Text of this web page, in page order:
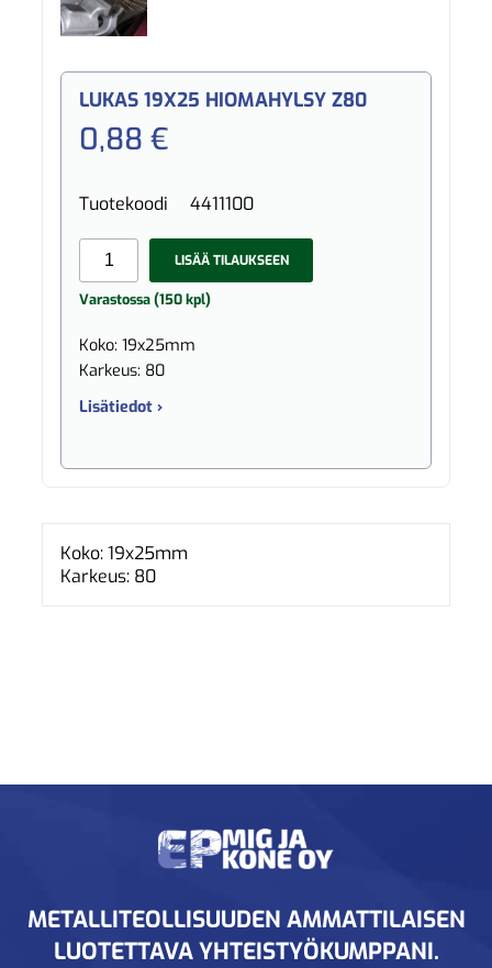
LUKAS 19X25 HIOMAHYLSY Z80
0,88 €
Tuotekoodi 4411100
LISÄÄ TILAUKSEEN
Varastossa (150 kpl)
Koko: 19x25mm
Karkeus: 80
Lisätiedot ›
Koko: 19x25mm
Karkeus: 80
METALLITEOLLISUUDEN AMMATTILAISEN
LUOTETTAVA YHTEISTYÖKUMPPANI.